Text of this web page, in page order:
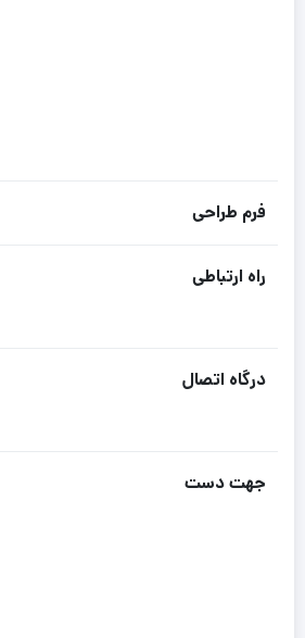
فرم طراحی
راه ارتباطی
درگاه اتصال
جهت دست